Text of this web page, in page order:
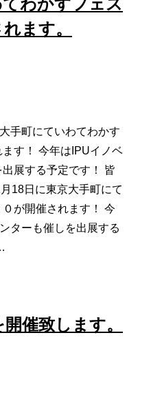
てわかすフェス
ます。
手町にていわてわかす
す！ 今年はIPUイノベ
展する予定です！ 皆
18日に東京大手町にて
が開催されます！ 今
ターも催しを出展する
催致します。